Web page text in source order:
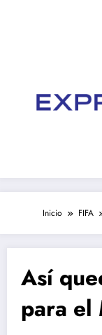
Inicio FIFA
Así
para